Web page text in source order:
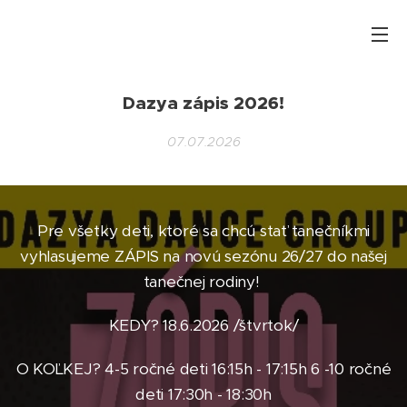
Dazya zápis 2026!
07.07.2026
Pre všetky deti, ktoré sa chcú stať tanečníkmi
vyhlasujeme ZÁPIS na novú sezónu 26/27 do našej
tanečnej rodiny!
KEDY? 18.6.2026 /štvrtok/
O KOĽKEJ? 4-5 ročné deti 16:15h - 17:15h 6 -10 ročné
deti 17:30h - 18:30h